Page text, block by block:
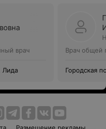
врач
Лида
Врач общей
Городская